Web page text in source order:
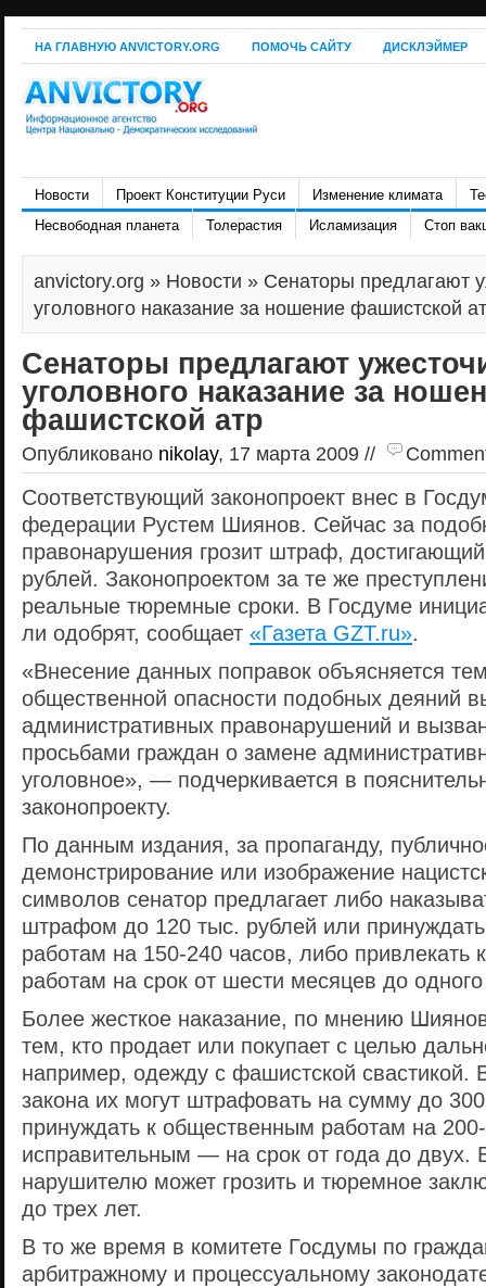
НА ГЛАВНУЮ ANVICTORY.ORG ПОМОЧЬ САЙТУ ДИСКЛЭЙМЕР
Новости Проект Конституции Руси Изменение климата
Несвободная планета
Толерастия Исламизация Стоп
anvictory.org » Новости » Сенаторы предлагают
уголовного наказание за ношение фашистской
Сенаторы предлагают
уголовного наказание за
фашистской атр
Опубликовано nikolay, 17 марта 2009 //
Соответствующий законопроект внес в
федерации Рустем Шиянов. Сейчас за
правонарушения грозит штраф,
рублей. Законопроектом за те же
реальные тюремные сроки. В Госдуме
ли одобрят, сообщает «Газета GZT.ru».
«Внесение данных поправок объясняется
общественной опасности подобных деяний
административных правонарушений и
просьбами граждан о замене
уголовное», — подчеркивается в
законопроекту.
По данным издания, за пропаганду,
демонстрирование или изображение
символов сенатор предлагает либо
штрафом до 120 тыс. рублей или
работам на 150-240 часов, либо привлекать
работам на срок от шести месяцев до одного
Более жесткое наказание, по мнению
тем, кто продает или покупает с целью
например, одежду с фашистской свастикой.
закона их могут штрафовать на сумму до
принуждать к общественным работам на
исправительным — на срок от года до двух.
нарушителю может грозить и тюремное
до трех лет.
В то же время в комитете Госдумы по
арбитражному и процессуальному